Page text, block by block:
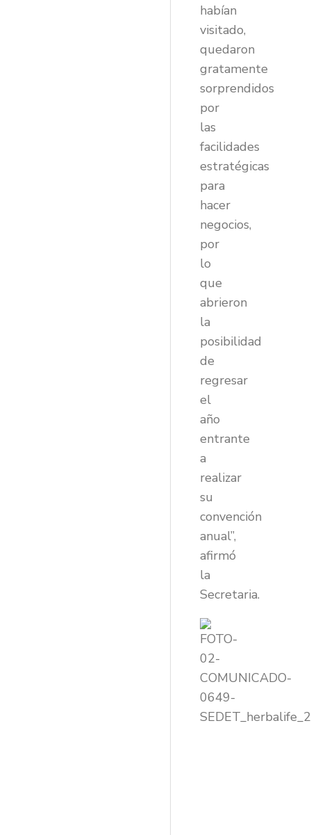
habían
visitado,
quedaron
gratamente
sorprendidos
por
las
facilidades
estratégicas
para
hacer
negocios,
por
lo
que
abrieron
la
posibilidad
de
regresar
el
año
entrante
a
realizar
su
convención
anual”,
afirmó
la
Secretaria.